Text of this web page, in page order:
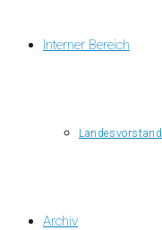
Interner Bereich
Landesvorstand
Archiv